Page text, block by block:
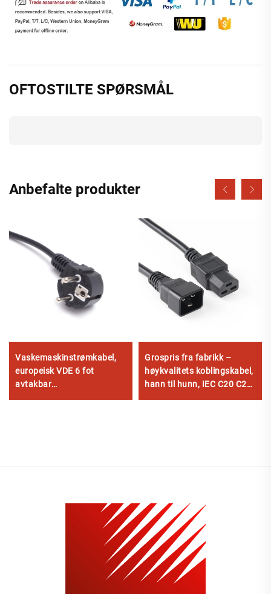
OFTOSTILTE SPØRSMÅL
Anbefalte produkter
Vaskemaskinstrømkabel,
europeisk VDE 6 fot
avtakbar
vekselstrømskabel,
Grospris fra fabrikk –
høykvalitets koblingskabel,
hann til hunn, IEC C20 C21
PDU/UPS forlengerledning